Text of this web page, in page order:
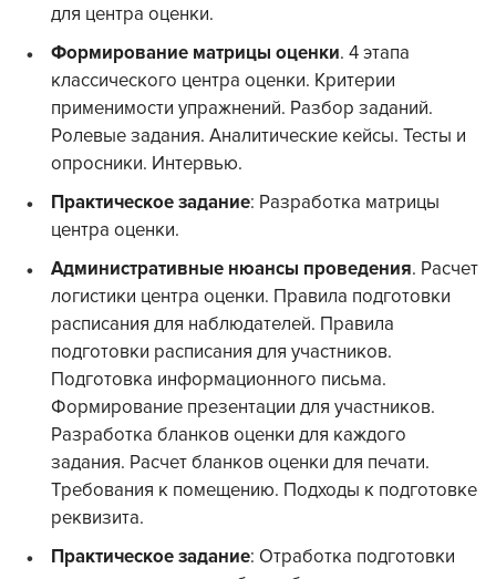
для центра оценки.
Формирование матрицы оценки. 4 этапа
классического центра оценки. Критерии
применимости упражнений. Разбор заданий.
Ролевые задания. Аналитические кейсы. Тесты и
опросники. Интервью.
Практическое задание: Разработка матрицы
центра оценки.
Административные нюансы проведения. Расчет
логистики центра оценки. Правила подготовки
расписания для наблюдателей. Правила
подготовки расписания для участников.
Подготовка информационного письма.
Формирование презентации для участников.
Разработка бланков оценки для каждого
задания. Расчет бланков оценки для печати.
Требования к помещению. Подходы к подготовке
реквизита.
Практическое задание: Отработка подготовки